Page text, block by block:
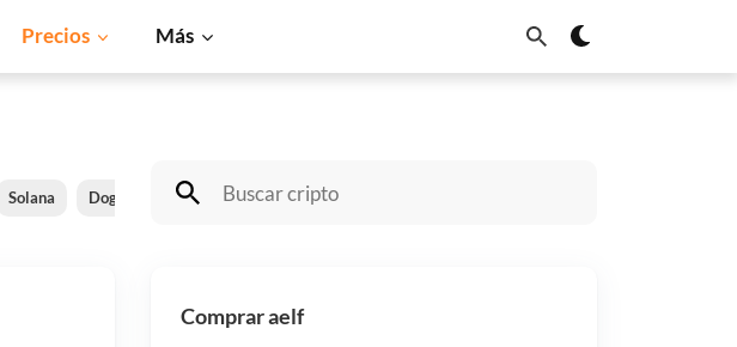
Precios Más
Solana Dogecoin Cardano Chainlink
Comprar aelf